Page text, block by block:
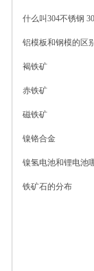
什么叫304不锈钢
铝模板和钢模的区
褐铁矿
赤铁矿
磁铁矿
镍铬合金
镍氢电池和锂电池
铁矿石的分布